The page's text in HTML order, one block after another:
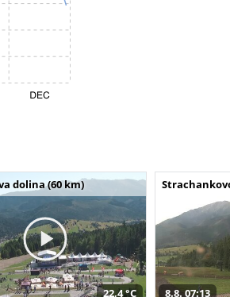
dolina (60 km)
22,4 °C 8.8. 07:13